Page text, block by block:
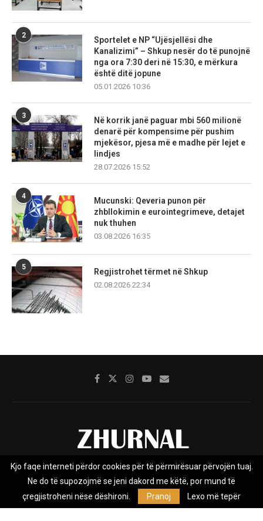
2
Sportelet e NP “Ujësjellësi dhe
Kanalizimi” – Shkup nesër do të punojnë
nga ora 7:30 deri në 15:30, e mërkura
është ditë jopune
05.01.2026 10:36
3
Në korrik janë paguar mbi 560 milionë
denarë për kompensime për pushim
mjekësor, pjesa më e madhe për lejet e
lindjes
28.07.2026 15:52
4
Mucunski: Qeveria punon për
zhbllokimin e eurointegrimeve, detajet
nuk thuhen
03.08.2026 16:35
5
Regjistrohet tërmet në Shkup
02.08.2026 22:34
Rreth nesh Impresumi Marketing
Privacy Policy
Zhurnal.mk është Agjenci e Lajmeve e pavarur, e themeluar në vitin
Kjo faqe interneti përdor cookies për të përmirësuar përvojën tuaj.
Ne do të supozojmë se jeni dakord me këtë, por mund të
çregjistroheni nëse dëshironi.
Pranoj Lexo më tepër